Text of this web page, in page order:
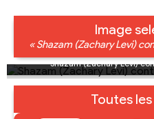
Image
« Shazam (Zachary Levi)
Shazam (Zachary Levi)
Toutes